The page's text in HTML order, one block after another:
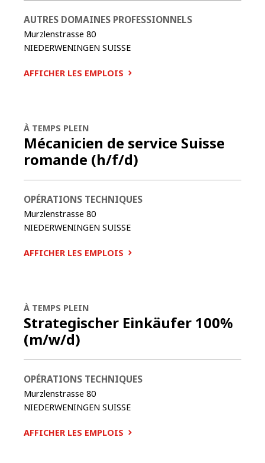
AUTRES DOMAINES PROFESSIONNELS
Murzlenstrasse 80
NIEDERWENINGEN SUISSE
AFFICHER LES EMPLOIS
À TEMPS PLEIN
Mécanicien de service Suisse
romande (h/f/d)
OPÉRATIONS TECHNIQUES
Murzlenstrasse 80
NIEDERWENINGEN SUISSE
AFFICHER LES EMPLOIS
À TEMPS PLEIN
Strategischer Einkäufer 100%
(m/w/d)
OPÉRATIONS TECHNIQUES
Murzlenstrasse 80
NIEDERWENINGEN SUISSE
AFFICHER LES EMPLOIS